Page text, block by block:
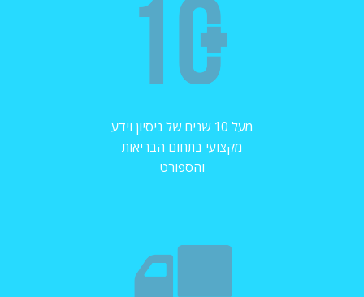
מעל 10 שנים של ניסיון וידע
מקצועי בתחום הבריאות
והספורט